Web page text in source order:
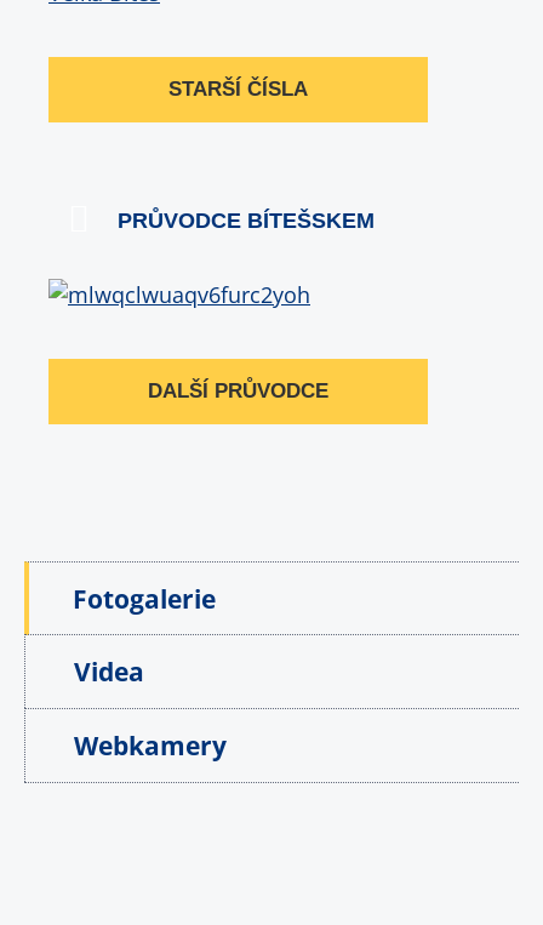
STARŠÍ ČÍSLA
PRŮVODCE BÍTEŠSKEM
DALŠÍ PRŮVODCE
Fotogalerie
Videa
Webkamery